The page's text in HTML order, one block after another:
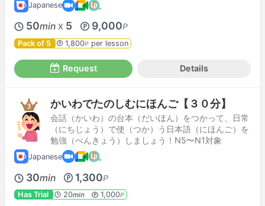
Japanese
50min X 5 9,000P
Pack of 5 1,800P per lesson
Request Details
かいわでたのしむにほんご【３０分】
会話（かいわ）の台本（だいほん）をつかって、日常
（にちじょう）で使（つか）う日本語（にほんご）を
勉強（べんきょう）しましょう！N5〜N1対象
Japanese
30min 1,300P
Has Trial 20min 1,000P